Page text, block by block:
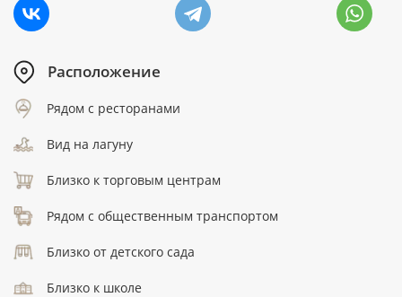
Расположение
Рядом с ресторанами
Вид на лагуну
Близко к торговым центрам
Рядом с общественным транспортом
Близко от детского сада
Близко к школе